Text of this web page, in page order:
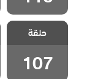
مسلسل لا تترك
يدي مدبلج
الحلقة 107
حلقة
107